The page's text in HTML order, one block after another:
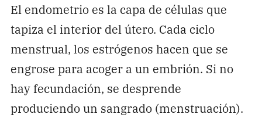
El endometrio es la capa de células que
tapiza el interior del útero. Cada ciclo
menstrual, los estrógenos hacen que se
engrose para acoger a un embrión. Si no
hay fecundación, se desprende
produciendo un sangrado (menstruación).